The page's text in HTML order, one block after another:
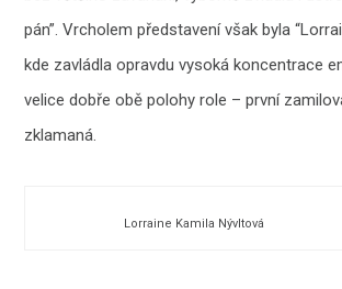
pán”. Vrcholem představení však byla
kde zavládla opravdu vysoká koncentrace
velice dobře obě polohy role – první
zklamaná.
Lorraine Kamila Nývltová